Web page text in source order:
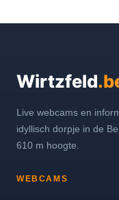
Wirtzfeld
Live webcams en
idyllisch dorpje in de
610 m hoogte.
WEBCAMS